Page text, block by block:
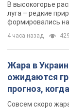
В высокогорье
луга – редкие
формировались
4 часа назад 429
Жара в
ожидаются
прогноз,
изменения
Совсем скоро